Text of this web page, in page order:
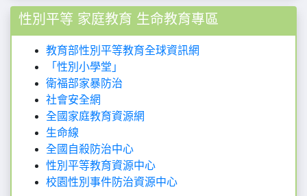
性別平等 家庭教育 生命教育專區
教育部性別平等教育全球資訊網
「性別小學堂」
衛福部家暴防治
社會安全網
全國家庭教育資源網
生命線
全國自殺防治中心
性別平等教育資源中心
校園性別事件防治資源中心